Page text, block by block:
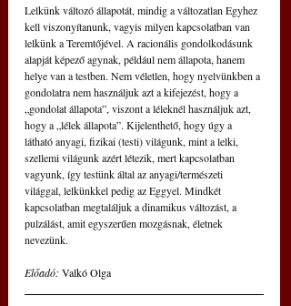
Lelkünk változó állapotát, mindig a változatlan Egyhez
kell viszonyítanunk, vagyis milyen kapcsolatban van
lelkünk a Teremtőjével. A racionális gondolkodásunk
alapját képező agynak, például nem állapota, hanem
helye van a testben. Nem véletlen, hogy nyelvünkben a
gondolatra nem használjuk azt a kifejezést, hogy a
„gondolat állapota”, viszont a léleknél használjuk azt,
hogy a „lélek állapota”. Kijelenthető, hogy úgy a
látható anyagi, fizikai (testi) világunk, mint a lelki,
szellemi világunk azért létezik, mert kapcsolatban
vagyunk, így testünk által az anyagi/természeti
világgal, lelkünkkel pedig az Eggyel. Mindkét
kapcsolatban megtaláljuk a dinamikus változást, a
pulzálást, amit egyszerűen mozgásnak, életnek
nevezünk.
Előadó: Valkó Olga